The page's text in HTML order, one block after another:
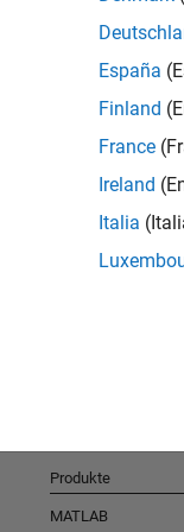
España
Finland
France
Ireland
Italia
Produkte
MATLAB